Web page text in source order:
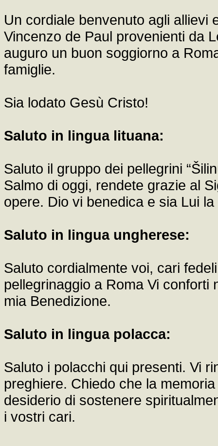
Un cordiale benvenuto agli allievi
Vincenzo de Paul provenienti da
auguro un buon soggiorno a
famiglie.
Sia lodato Gesù Cristo!
Saluto in lingua lituana:
Saluto il gruppo dei pellegrini
Salmo di oggi, rendete grazie al
opere. Dio vi benedica e sia Lui
Saluto in lingua ungherese:
Saluto cordialmente voi, cari
pellegrinaggio a Roma Vi conforti
mia Benedizione.
Saluto in lingua polacca:
Saluto i polacchi qui presenti. Vi
preghiere. Chiedo che la
desiderio di sostenere
i vostri cari.